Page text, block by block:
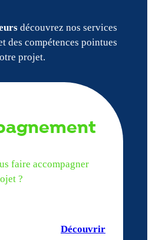
découvrez nos services
des compétences pointues
projet.
faire accompagner
?
Découvrir